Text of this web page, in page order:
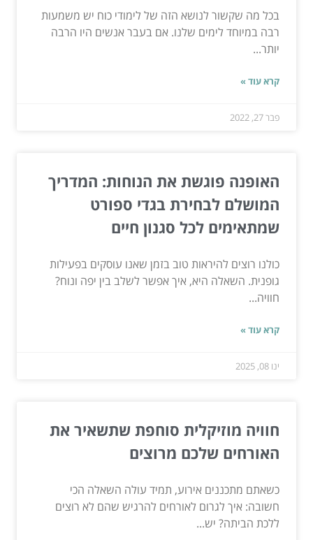
בכל מה שקשור לנושא הזה של לימודי כוח יש משמעות
רבה במיוחד לימים שלנו. אם בעבר אנשים היו הרבה
יותר...
קרא עוד »
פבר 27, 2022
האופנה פוגשת את הנוחות: המדריך
המושלם לבחירת בגדי ספורט
שמתאימים לכל סגנון חיים
כולנו רוצים להיראות טוב בזמן שאנו עוסקים בפעילות
גופנית. השאלה היא, איך אפשר לשלב בין יפה ונוח?
חוויה...
קרא עוד »
ינו 08, 2025
חוויה מוזיקלית סוחפת שתשאיר את
האורחים שלכם מרוצים
כשאתם מתכננים אירוע, תמיד עולה השאלה הכי
חשובה: איך לגרום לאורחים להרגיש שהם לא רוצים
ללכת הביתה? יש...